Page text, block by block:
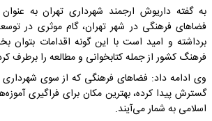
به گفته داریوش ارجمند شهرداری تهران به
فضاهای فرهنگی در شهر تهران، گام موثری در
برداشته و امید است با این گونه اقدامات بتوان
فرهنگ کشور از جمله کتابخوانی و مطالعه را برطرف
وی ادامه داد: فضاهای فرهنگی که از سوی
گسترش پیدا کرده، بهترین مکان برای فراگیری
اسلامی به شمار می‌آیند.